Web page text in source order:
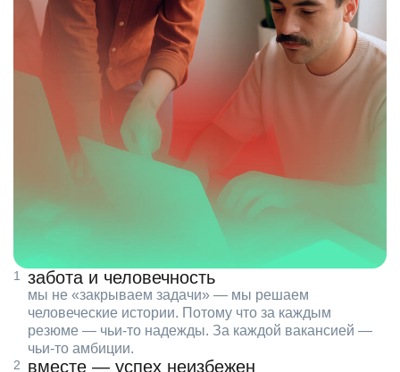
забота и человечность
мы не «закрываем задачи» — мы решаем
человеческие истории. Потому что за каждым
резюме — чьи‑то надежды. За каждой вакансией —
чьи‑то амбиции.
вместе — успех неизбежен